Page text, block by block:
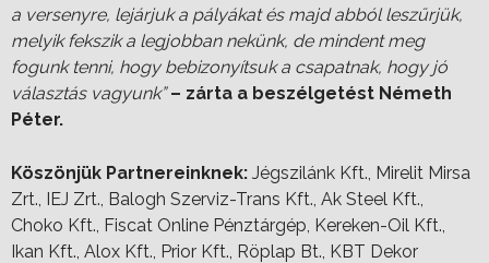
a versenyre, lejárjuk a pályákat és majd abból leszűrjük,
melyik fekszik a legjobban nekünk, de mindent meg
fogunk tenni, hogy bebizonyítsuk a csapatnak, hogy jó
választás vagyunk” – zárta a beszélgetést Németh
Péter.
Köszönjük Partnereinknek: Jégszilánk Kft., Mirelit Mirsa
Zrt., IEJ Zrt., Balogh Szerviz-Trans Kft., Ak Steel Kft.,
Choko Kft., Fiscat Online Pénztárgép, Kereken-Oil Kft.,
Ikan Kft., Alox Kft., Prior Kft., Röplap Bt., KBT Dekor